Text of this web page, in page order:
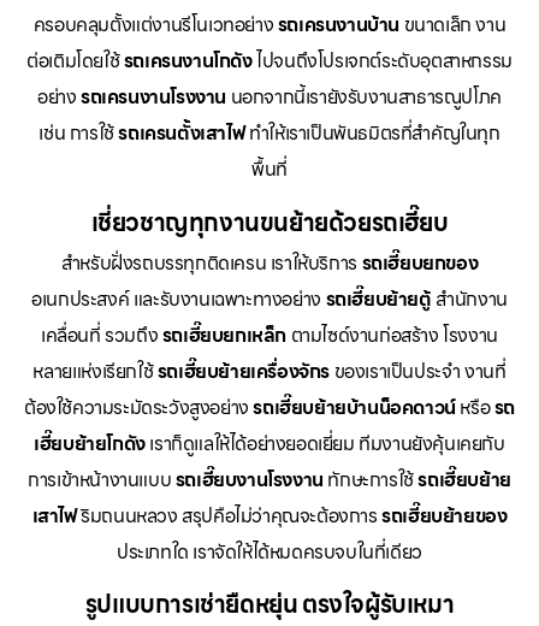
ครอบคลุมตั้งแต่งานรีโนเวทอย่างรถเครนงานบ้าน ขนาดเล็ก งาน
ต่อเติมโดยใช้รถเครนงานโกดังไปจนถึงโปรเจกต์ระดับอุตสาหกรรม
อย่างรถเครนงานโรงงาน นอกจากนี้เรายังรับงานสาธารณูปโภค
เช่น การใช้รถเครนตั้งเสาไฟทำให้เราเป็นพันธมิตรที่สำคัญในทุก
พื้นที่
เชี่ยวชาญทุกงานขนย้ายด้วยรถเฮี๊ยบ
สำหรับฝั่งรถบรรทุกติดเครน เราให้บริการ รถเฮี๊ยบยกของ
อเนกประสงค์ และรับงานเฉพาะทางอย่าง รถเฮี๊ยบย้ายตู้ สำนักงาน
เคลื่อนที่ รวมถึงรถเฮี๊ยบยกเหล็ก ตามไซด์งานก่อสร้าง โรงงาน
หลายแห่งเรียกใช้รถเฮี๊ยบย้ายเครื่องจักร ของเราเป็นประจำ งานที่
ต้องใช้ความระมัดระวังสูงอย่างรถเฮี๊ยบย้ายบ้านน็อคดาวน์หรือรถ
เฮี๊ยบย้ายโกดังเราก็ดูแลให้ได้อย่างยอดเยี่ยม ทีมงานยังคุ้นเคยกับ
การเข้าหน้างานแบบรถเฮี๊ยบงานโรงงาน ทักษะการใช้รถเฮี๊ยบย้าย
เสาไฟริมถนนหลวง สรุปคือไม่ว่าคุณจะต้องการรถเฮี๊ยบย้ายของ
ประเภทใด เราจัดให้ได้หมดครบจบในที่เดียว
รูปแบบการเช่ายืดหยุ่น ตรงใจผู้รับเหมา